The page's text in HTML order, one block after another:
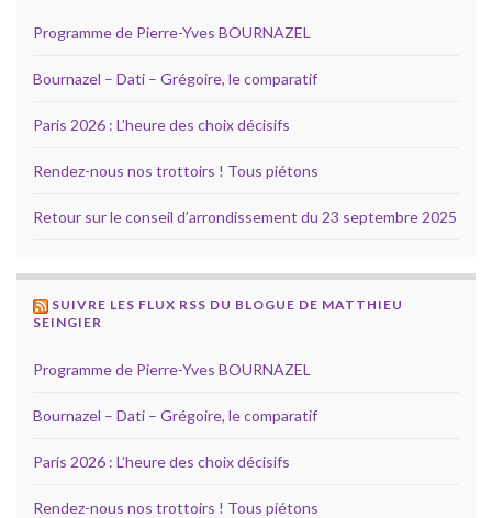
Programme de Pierre-Yves BOURNAZEL
Bournazel – Dati – Grégoire, le comparatif
Paris 2026 : L’heure des choix décisifs
Rendez-nous nos trottoirs ! Tous piétons
Retour sur le conseil d’arrondissement du 23 septembre 2025
SUIVRE LES FLUX RSS DU BLOGUE DE MATTHIEU
SEINGIER
Programme de Pierre-Yves BOURNAZEL
Bournazel – Dati – Grégoire, le comparatif
Paris 2026 : L’heure des choix décisifs
Rendez-nous nos trottoirs ! Tous piétons